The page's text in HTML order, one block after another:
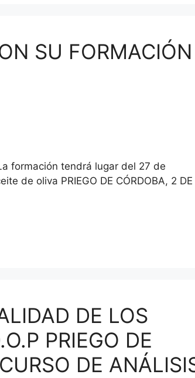
SU FORMACIÓN
formación tendrá lugar del 27 de
de oliva PRIEGO DE CÓRDOBA, 2 DE
DE LOS
PRIEGO DE
DE